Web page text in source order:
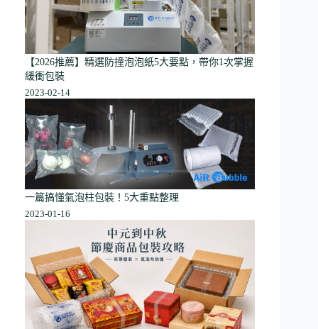
【2026推薦】精選防撞泡泡紙5大要點，帶你1次掌握
緩衝包裝
2023-02-14
一篇搞懂氣泡柱包裝！5大重點整理
2023-01-16